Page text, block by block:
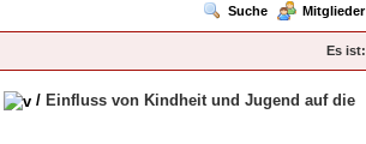
Suche Mitglieder
Es ist:
/ Einfluss von Kindheit und Jugend auf die